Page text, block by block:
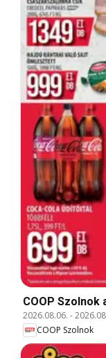
COOP
2026.08.06. -
COOP Szolnok